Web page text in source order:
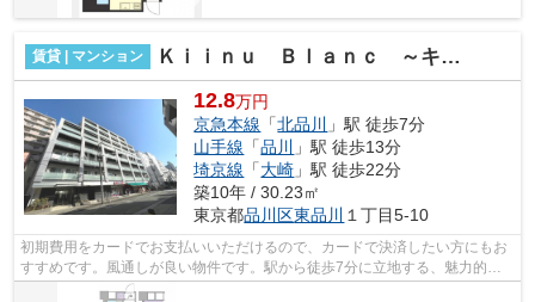
賃貸 | マンション Ｋｉｉｎｕ Ｂｌａｎｃ ～キーヌ・ブラン～
12.8万円
京急本線 「北品川 」駅 徒歩7分
山手線 「品川 」駅 徒歩13分
埼京線 「大崎 」駅 徒歩22分
築10年 / 30.23㎡
東京都品川区東品川 １丁目5-10
初期費用をカードでお支払いいただけるので、カードで決済したい方にもお
すすめです。風通しが良い物件です。駅から徒歩7分に立地する、魅力的な
駅近物件です。防犯対策もバッチリなマ...